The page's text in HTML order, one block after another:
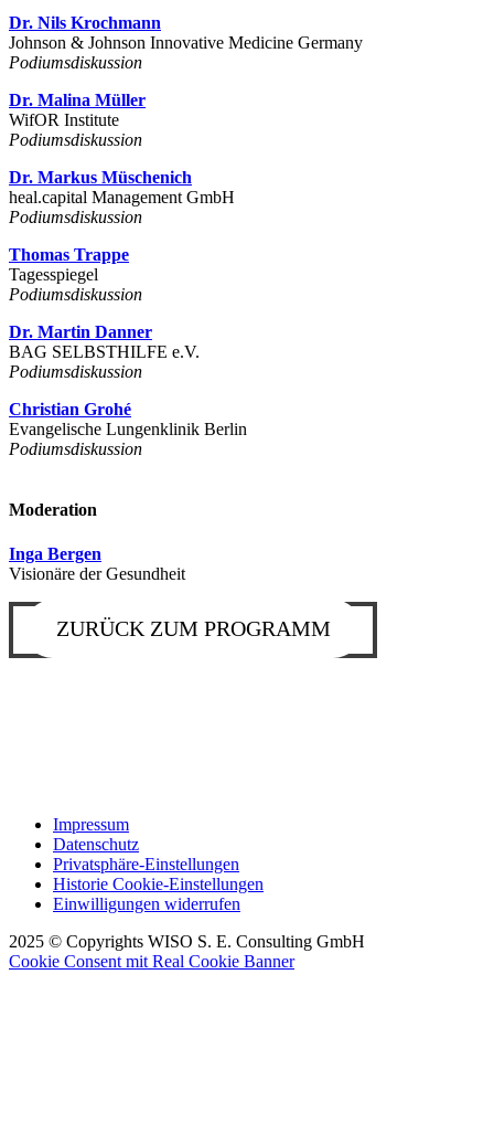
Dr. Nils Krochmann
Johnson & Johnson Innovative Medicine Germany
Podiumsdiskussion
Dr. Malina Müller
WifOR Institute
Podiumsdiskussion
Dr. Markus Müschenich
heal.capital Management GmbH
Podiumsdiskussion
Thomas Trappe
Tagesspiegel
Podiumsdiskussion
Dr. Martin Danner
BAG SELBSTHILFE e.V.
Podiumsdiskussion
Christian Grohé
Evangelische Lungenklinik Berlin
Podiumsdiskussion
Moderation
Inga Bergen
Visionäre der Gesundheit
ZURÜCK ZUM PROGRAMM
Impressum
Datenschutz
Privatsphäre-Einstellungen
Historie Cookie-Einstellungen
Einwilligungen widerrufen
2025 © Copyrights WISO S. E. Consulting GmbH
Cookie Consent mit Real Cookie Banner